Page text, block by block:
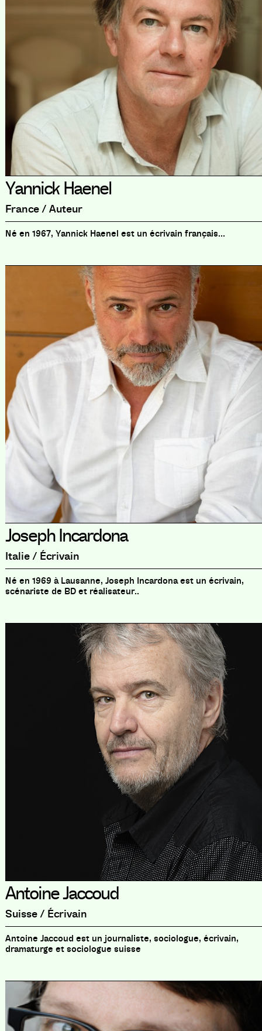
Yannick Haenel
France / Auteur
Né en 1967, Yannick Haenel est un écrivain français...
Joseph Incardona
Italie / Écrivain
Né en 1969 à Lausanne, Joseph Incardona est un écrivain,
scénariste de BD et réalisateur..
Antoine Jaccoud
Suisse / Écrivain
Antoine Jaccoud est un journaliste, sociologue, écrivain,
dramaturge et sociologue suisse